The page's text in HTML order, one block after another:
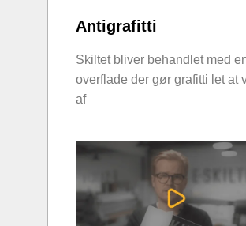
Antigrafitti
Skiltet bliver behandlet med
overflade der gør grafitti let at
af